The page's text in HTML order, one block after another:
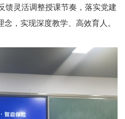
馈灵活调整授课节奏，落实党建
念，实现深度教学、高效育人。